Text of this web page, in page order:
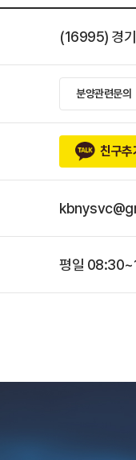
(16995) 경
분양관련문의
친구추
평일